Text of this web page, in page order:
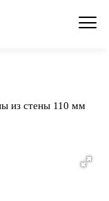
из стены 110 мм